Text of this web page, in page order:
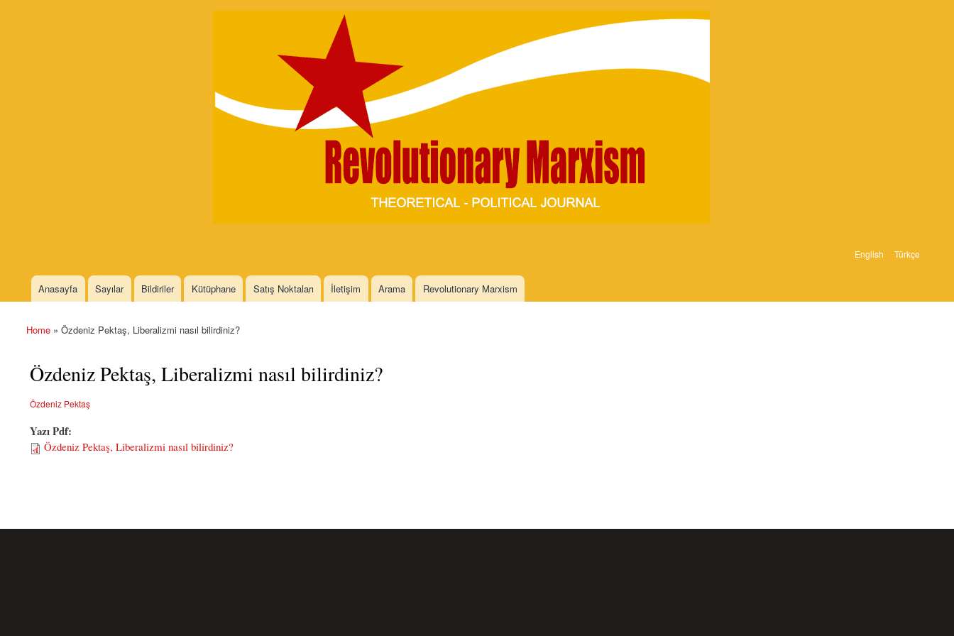
Skip to
English Türkçe
Main menu
Anasayfa Sayılar Bildiriler Kütüphane Satış Noktaları İletişim Arama Revolutionary Marxism
You are here
Home » Özdeniz Pektaş, Liberalizmi nasıl bilirdiniz?
Özdeniz Pektaş, Liberalizmi nasıl bilirdiniz?
Özdeniz Pektaş
Yazı Pdf:
Özdeniz Pektaş, Liberalizmi nasıl bilirdiniz?